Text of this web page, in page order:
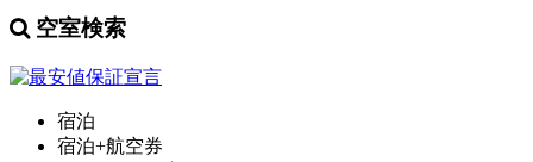
空室検索
宿泊
宿泊+航空券